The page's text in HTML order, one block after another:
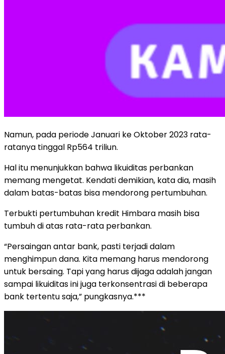
Namun, pada periode Januari ke Oktober 2023 rata-
ratanya tinggal Rp564 triliun.
Hal itu menunjukkan bahwa likuiditas perbankan
memang mengetat. Kendati demikian, kata dia, masih
dalam batas-batas bisa mendorong pertumbuhan.
Terbukti pertumbuhan kredit Himbara masih bisa
tumbuh di atas rata-rata perbankan.
“Persaingan antar bank, pasti terjadi dalam
menghimpun dana. Kita memang harus mendorong
untuk bersaing. Tapi yang harus dijaga adalah jangan
sampai likuiditas ini juga terkonsentrasi di beberapa
bank tertentu saja,” pungkasnya.***